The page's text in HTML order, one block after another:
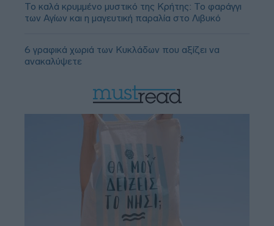
Το καλά κρυμμένο μυστικό της Κρήτης: Το φαράγγι
των Αγίων και η μαγευτική παραλία στο Λιβυκό
6 γραφικά χωριά των Κυκλάδων που αξίζει να
ανακαλύψετε